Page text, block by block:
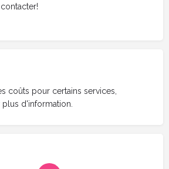
coûts pour certains services,
d'information.